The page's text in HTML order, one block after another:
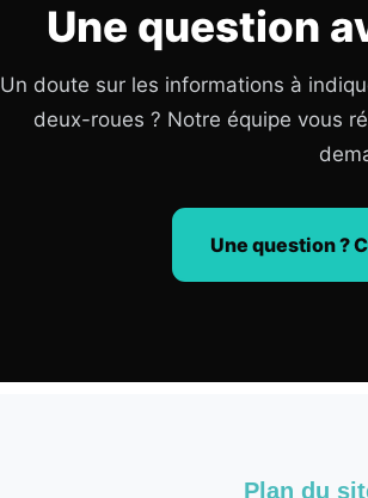
Une question
Un doute sur les informations à
deux-roues ? Notre équipe vous
Une question ?
Plan du